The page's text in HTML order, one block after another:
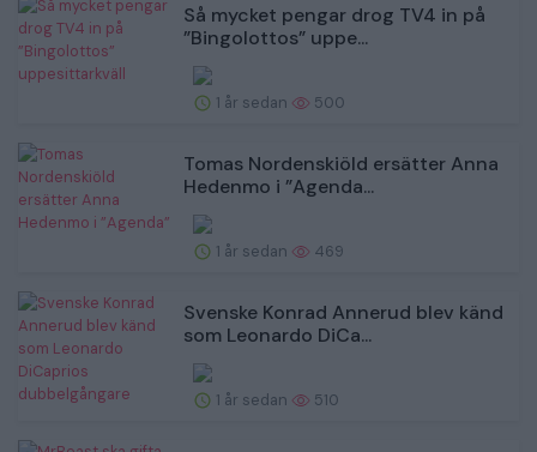
Så mycket pengar drog TV4 in på
”Bingolottos” uppe...
1 år sedan 500
Tomas Nordenskiöld ersätter Anna
Hedenmo i ”Agenda...
1 år sedan 469
Svenske Konrad Annerud blev känd
som Leonardo DiCa...
1 år sedan 510